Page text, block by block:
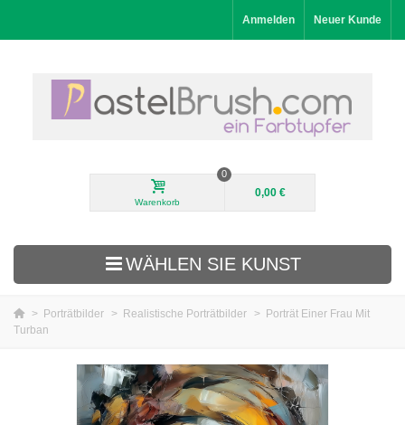
Anmelden Neuer Kunde
Warenkorb
0
0,00 €
WÄHLEN SIE KUNST
Neuheiten
Landschaftsbilder
Blumenbilder
> Porträtbilder > Realistische Porträtbilder > Porträt Einer Frau Mit
Turban